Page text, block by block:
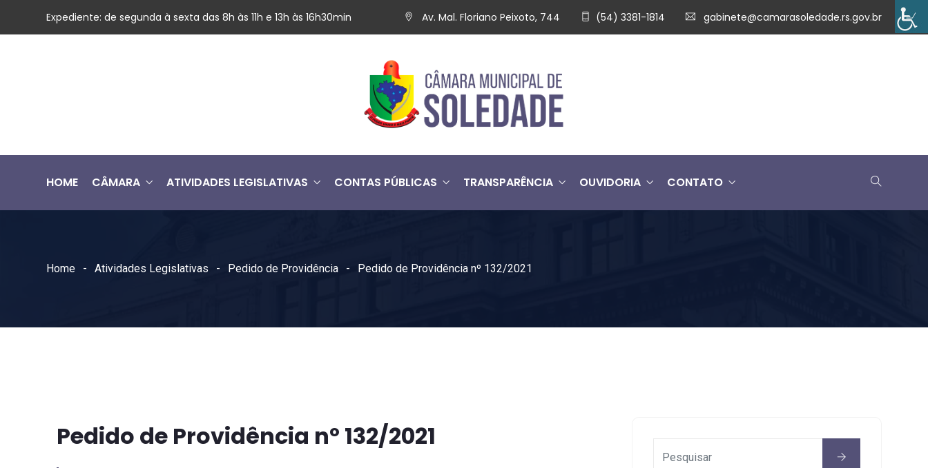
Expediente: de segunda à sexta das 8h às 11h e 13h às 16h30min Av. Mal. Floriano Peixoto, 744 (54) 3381-1814 gabinete@camarasoledade.rs.gov.br
HOME CÂMARA ATIVIDADES LEGISLATIVAS CONTAS PÚBLICAS TRANSPARÊNCIA OUVIDORIA CONTATO
Home Atividades Legislativas Pedido de Providência Pedido de Providência nº 132/2021
Pedido de Providência nº 132/2021